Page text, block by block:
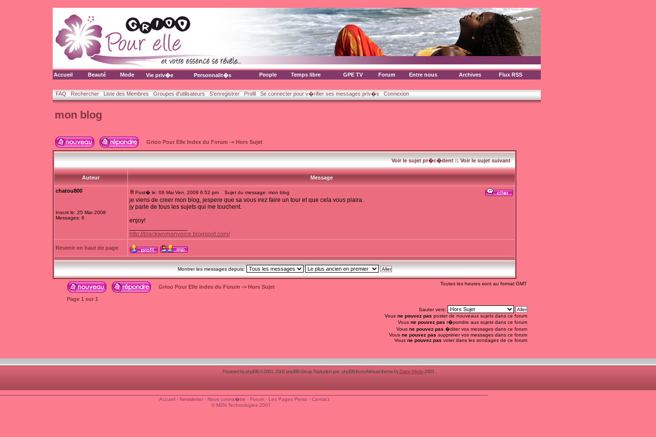
Accueil Beauté Mode Vie priv�e Personnalit�s People Temps libre GPE TV Forum Entre nous Archives Flux RSS
FAQ Rechercher Liste des Membres Groupes d'utilisateurs S'enregistrer Profil Se connecter pour v�rifier ses messages priv�s Connexion
mon blog
Grioo Pour Elle Index du Forum -> Hors Sujet
Voir le sujet pr�c�dent::Voir le sujet suivant
Auteur Message
chatou800
Inscrit le: 25 Mar 2008
Messages: 6
Post� le: 08 Mai Ven, 2009 6:52 pm Sujet du message: mon blog
je viens de creer mon blog, jespere que sa vous irez faire un tour et que cela vous plaira.
jy parle de tous les sujets qui me touchent.
enjoy!
http://blackwomanvoice.blogspot.com/
Revenir en haut de page
Montrer les messages depuis:
Grioo Pour Elle Index du Forum -> Hors Sujet
Toutes les heures sont au format GMT
Page 1 sur 1
Sauter vers:
Vous ne pouvez pas poster de nouveaux sujets dans ce forum
Vous ne pouvez pas r�pondre aux sujets dans ce forum
Vous ne pouvez pas �diter vos messages dans ce forum
Vous ne pouvez pas supprimer vos messages dans ce forum
Vous ne pouvez pas voter dans les sondages de ce forum
Powered byphpBB© 2001, 2002 phpBB Group Traduction par :phpBB-fr.comAirhead theme byZarron Media2003
Accueil- Newsletter- Nous conna�tre - Forum- Les Pages Perso - Contact
© M2N Technologies 2007